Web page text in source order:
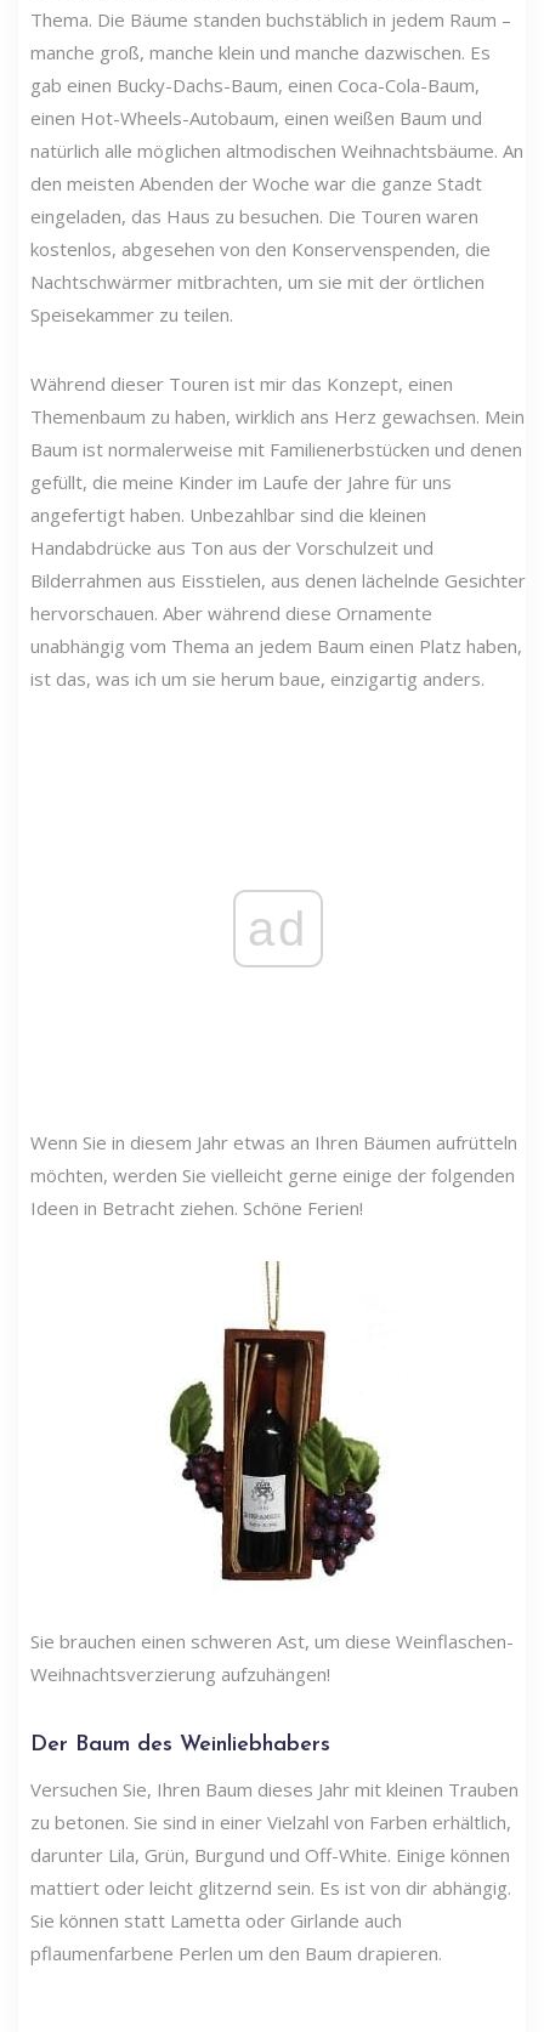
Thema. Die Bäume standen buchstäblich in jedem Raum –
manche groß, manche klein und manche dazwischen. Es
gab einen Bucky-Dachs-Baum, einen Coca-Cola-Baum,
einen Hot-Wheels-Autobaum, einen weißen Baum und
natürlich alle möglichen altmodischen Weihnachtsbäume. An
den meisten Abenden der Woche war die ganze Stadt
eingeladen, das Haus zu besuchen. Die Touren waren
kostenlos, abgesehen von den Konservenspenden, die
Nachtschwärmer mitbrachten, um sie mit der örtlichen
Speisekammer zu teilen.
Während dieser Touren ist mir das Konzept, einen
Themenbaum zu haben, wirklich ans Herz gewachsen. Mein
Baum ist normalerweise mit Familienerbstücken und denen
gefüllt, die meine Kinder im Laufe der Jahre für uns
angefertigt haben. Unbezahlbar sind die kleinen
Handabdrücke aus Ton aus der Vorschulzeit und
Bilderrahmen aus Eisstielen, aus denen lächelnde Gesichter
hervorschauen. Aber während diese Ornamente
unabhängig vom Thema an jedem Baum einen Platz haben,
ist das, was ich um sie herum baue, einzigartig anders.
ad
Wenn Sie in diesem Jahr etwas an Ihren Bäumen aufrütteln
möchten, werden Sie vielleicht gerne einige der folgenden
Ideen in Betracht ziehen. Schöne Ferien!
Sie brauchen einen schweren Ast, um diese Weinflaschen-
Weihnachtsverzierung aufzuhängen!
Der Baum des Weinliebhabers
Versuchen Sie, Ihren Baum dieses Jahr mit kleinen Trauben
zu betonen. Sie sind in einer Vielzahl von Farben erhältlich,
darunter Lila, Grün, Burgund und Off-White. Einige können
mattiert oder leicht glitzernd sein. Es ist von dir abhängig.
Sie können statt Lametta oder Girlande auch
pflaumenfarbene Perlen um den Baum drapieren.